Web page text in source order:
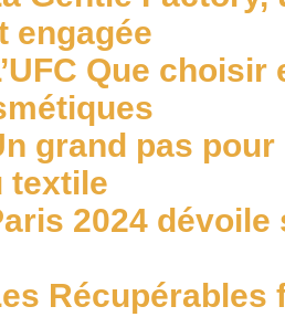
engagée
Que
grand pas
textile
2024
Récupérables